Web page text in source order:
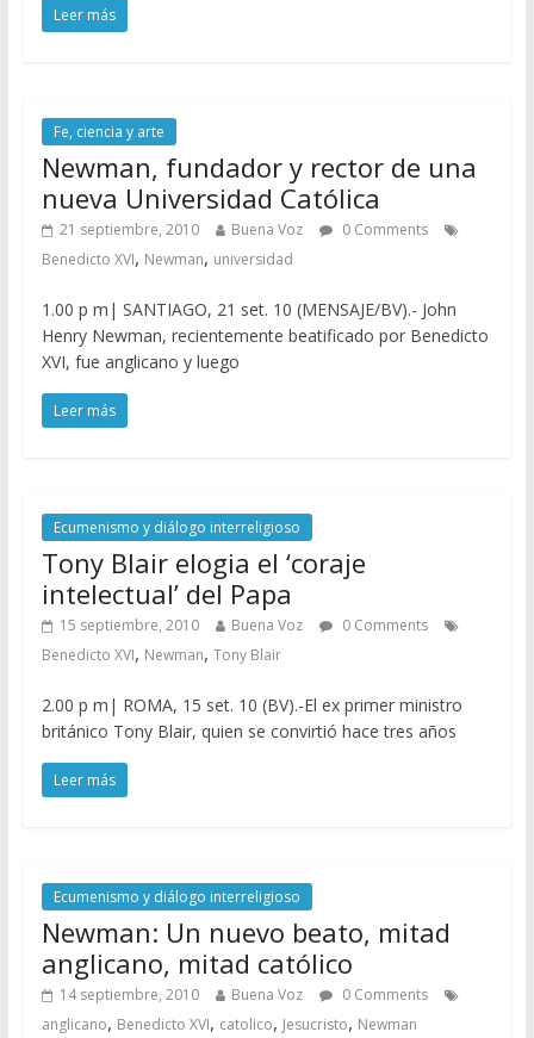
Leer más
Fe, ciencia y arte
Newman, fundador y rector de una
nueva Universidad Católica
21 septiembre, 2010 Buena Voz
0 Comments
Benedicto XVI, Newman, universidad
1.00 p m| SANTIAGO, 21 set. 10 (MENSAJE/BV).- John
Henry Newman, recientemente beatificado por Benedicto
XVI, fue anglicano y luego
Leer más
Ecumenismo y diálogo interreligioso
Tony Blair elogia el ‘coraje
intelectual’ del Papa
15 septiembre, 2010 Buena Voz
0 Comments
Benedicto XVI, Newman, Tony Blair
2.00 p m| ROMA, 15 set. 10 (BV).-El ex primer ministro
británico Tony Blair, quien se convirtió hace tres años
Leer más
Ecumenismo y diálogo interreligioso
Newman: Un nuevo beato, mitad
anglicano, mitad católico
14 septiembre, 2010 Buena Voz
0 Comments
anglicano, Benedicto XVI, catolico, Jesucristo, Newman